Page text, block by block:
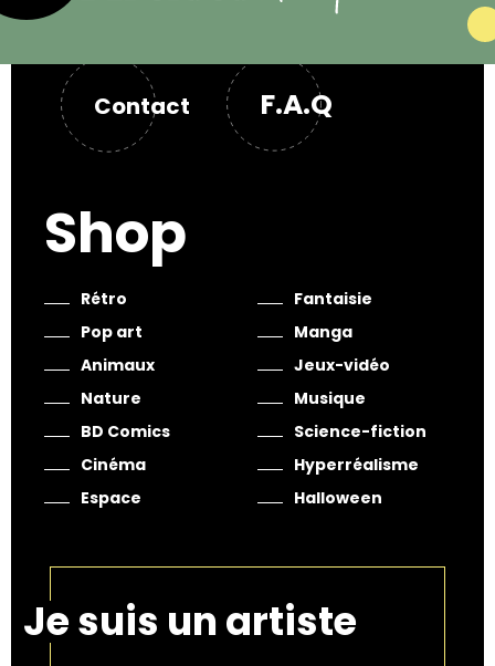
Contact F.A.Q
Shop
Rétro
Pop art
Animaux
Nature
BD Comics
Cinéma
Espace
Fantaisie
Manga
Jeux-vidéo
Musique
Science-fiction
Hyperréalisme
Halloween
Je suis un artiste